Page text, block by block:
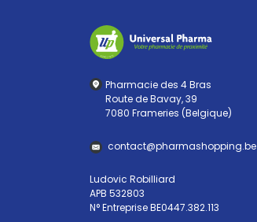
Pharmacie des 4 Bras
Route de Bavay, 39
7080 Frameries (Belgique)
contact@pharmashopping.be
Ludovic Robilliard
APB 532803
N° Entreprise BE0447.382.113